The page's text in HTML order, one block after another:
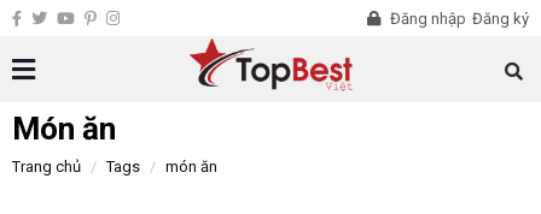
Đăng nhập Đăng ký
Món ăn
Trang chủ Tags món ăn